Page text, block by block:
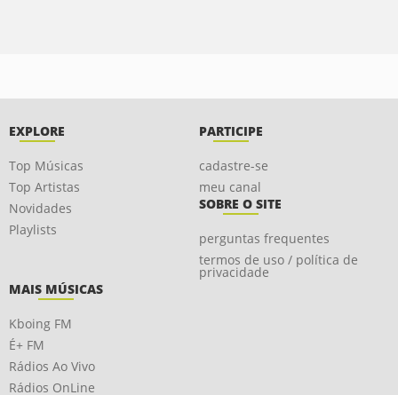
EXPLORE
Top Músicas
Top Artistas
Novidades
Playlists
PARTICIPE
cadastre-se
meu canal
SOBRE O SITE
perguntas frequentes
termos de uso / política de
privacidade
MAIS MÚSICAS
Kboing FM
É+ FM
Rádios Ao Vivo
Rádios OnLine